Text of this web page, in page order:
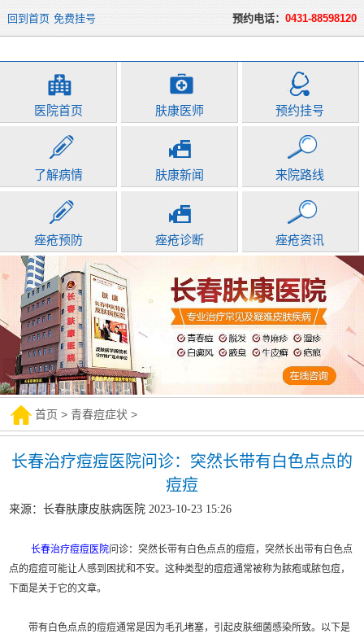
回到首页 免费挂号 预约电话：0431-88598120
医院首页 肤康医师 预约挂号
了解病情 肤康新闻 来院路线
痤疮预防 痤疮诊断 痤疮资讯
首页 >青春痘症状 >
长春治疗痘痘医院问诊：突然长带有白色点点的
痘痘
来源：长春肤康皮肤病医院 2023-10-23 15:26
长春治疗痘痘医院问诊：突然长带有白色点点的痘痘，突然长出带有白色点
点的痘痘可能让人感到困扰和不安。这种类型的痘痘通常被称为脓疱或脓包痘，
下面是关于它的文章。
带有白色点点的痘痘通常是因为毛孔堵塞，引起皮肤细菌感染所致。以下是